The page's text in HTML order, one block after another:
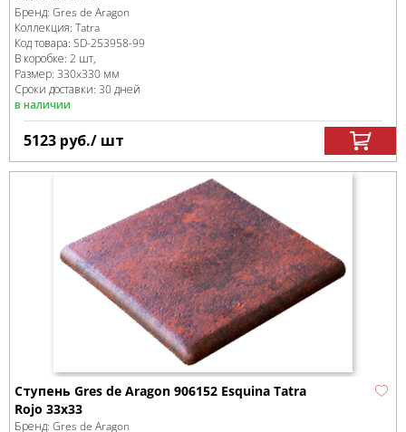
Бренд: Gres de Aragon
Коллекция: Tatra
Код товара: SD-253958-99
В коробке: 2 шт,
Размер: 330x330 мм
Сроки доставки: 30 дней
в наличии
5123 руб./ шт
Ступень Gres de Aragon 906152 Esquina Tatra
Rojo 33x33
Бренд: Gres de Aragon